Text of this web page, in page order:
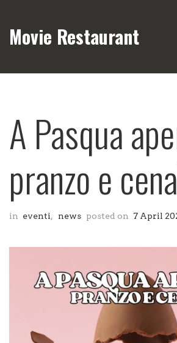
Movie Restaurant
A Pasqua
pranzo e
in eventi, news posted on 7 April